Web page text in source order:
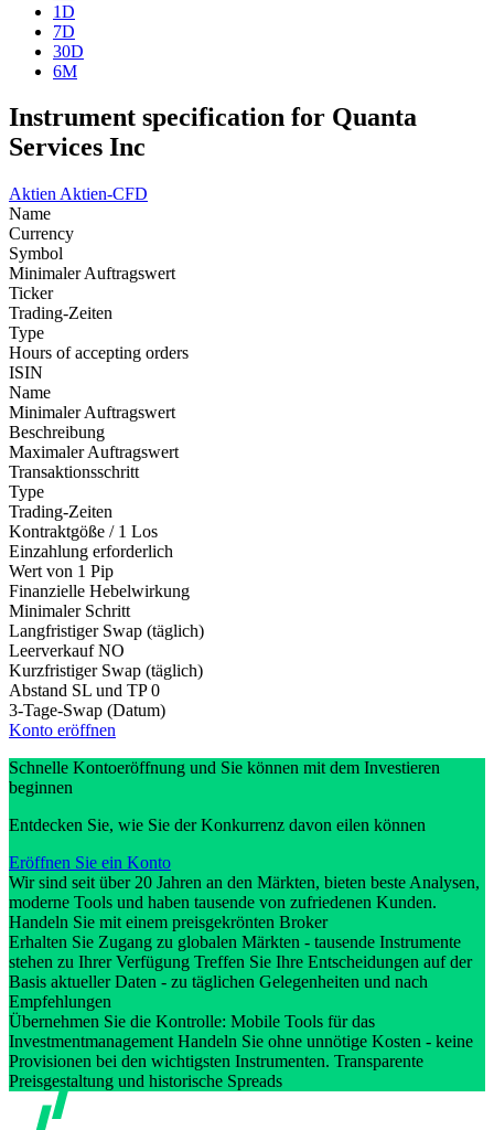
1D
7D
30D
6M
Instrument specification for Quanta
Services Inc
Aktien Aktien-CFD
Name
Currency
Symbol
Minimaler Auftragswert
Ticker
Trading-Zeiten
Type
Hours of accepting orders
ISIN
Name
Minimaler Auftragswert
Beschreibung
Maximaler Auftragswert
Transaktionsschritt
Type
Trading-Zeiten
Kontraktgöße / 1 Los
Einzahlung erforderlich
Wert von 1 Pip
Finanzielle Hebelwirkung
Minimaler Schritt
Langfristiger Swap (täglich)
Leerverkauf NO
Kurzfristiger Swap (täglich)
Abstand SL und TP 0
3-Tage-Swap (Datum)
Konto eröffnen
Schnelle Kontoeröffnung und Sie können mit dem Investieren
beginnen
Entdecken Sie, wie Sie der Konkurrenz davon eilen können
Eröffnen Sie ein Konto
Wir sind seit über 20 Jahren an den Märkten, bieten beste Analysen,
moderne Tools und haben tausende von zufriedenen Kunden.
Handeln Sie mit einem preisgekrönten Broker
Erhalten Sie Zugang zu globalen Märkten - tausende Instrumente
stehen zu Ihrer Verfügung Treffen Sie Ihre Entscheidungen auf der
Basis aktueller Daten - zu täglichen Gelegenheiten und nach
Empfehlungen
Übernehmen Sie die Kontrolle: Mobile Tools für das
Investmentmanagement Handeln Sie ohne unnötige Kosten - keine
Provisionen bei den wichtigsten Instrumenten. Transparente
Preisgestaltung und historische Spreads